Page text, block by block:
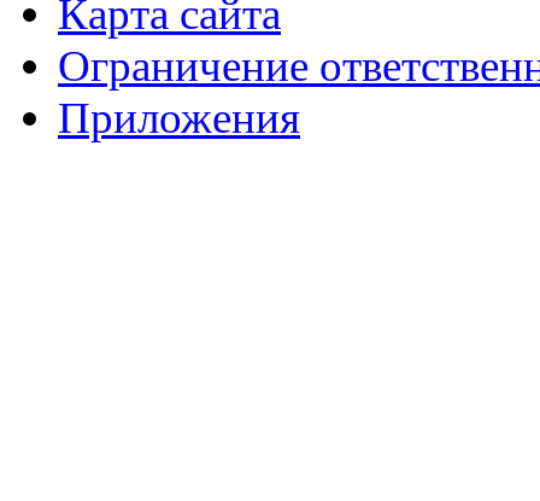
Карта сайта
Ограничение
Приложения